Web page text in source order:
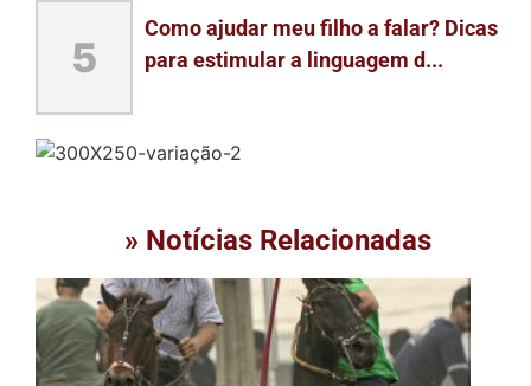
5
Como ajudar meu filho a falar? Dicas
para estimular a linguagem d...
» Notícias Relacionadas